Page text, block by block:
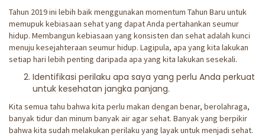
Tahun 2019 ini lebih baik menggunakan momentum Tahun Baru untuk
memupuk kebiasaan sehat yang dapat Anda pertahankan seumur
hidup. Membangun kebiasaan yang konsisten dan sehat adalah kunci
menuju kesejahteraan seumur hidup. Lagipula, apa yang kita lakukan
setiap hari lebih penting daripada apa yang kita lakukan sesekali.
Identifikasi perilaku apa saya yang perlu Anda perkuat
untuk kesehatan jangka panjang.
Kita semua tahu bahwa kita perlu makan dengan benar, berolahraga,
banyak tidur dan minum banyak air agar sehat. Banyak yang berpikir
bahwa kita sudah melakukan perilaku yang layak untuk menjadi sehat.